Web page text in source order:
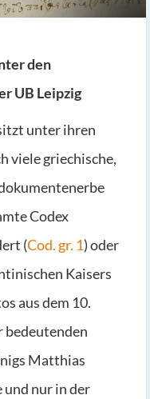
den
UB Leipzig
unter ihren
viele griechische,
Codex
(Cod. gr. 1) oder
Kaisers
aus dem 10.
bedeutenden
Matthias
nur in der